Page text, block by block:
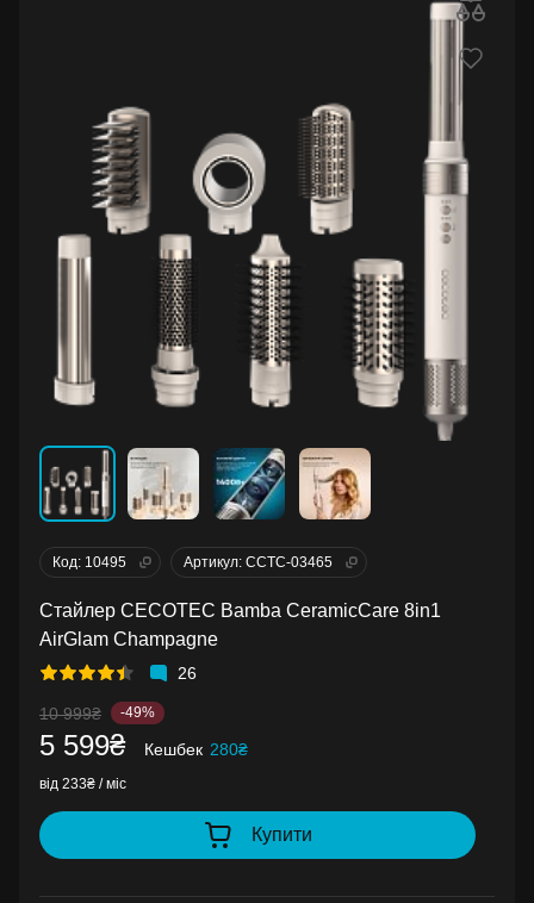
Код: 10495 Артикул: CCTC-03465
Стайлер CECOTEC Bamba CeramicCare 8in1
AirGlam Champagne
26
10 999₴ -49%
5 599₴ Кешбек 280₴
від 233₴ / міс
Купити